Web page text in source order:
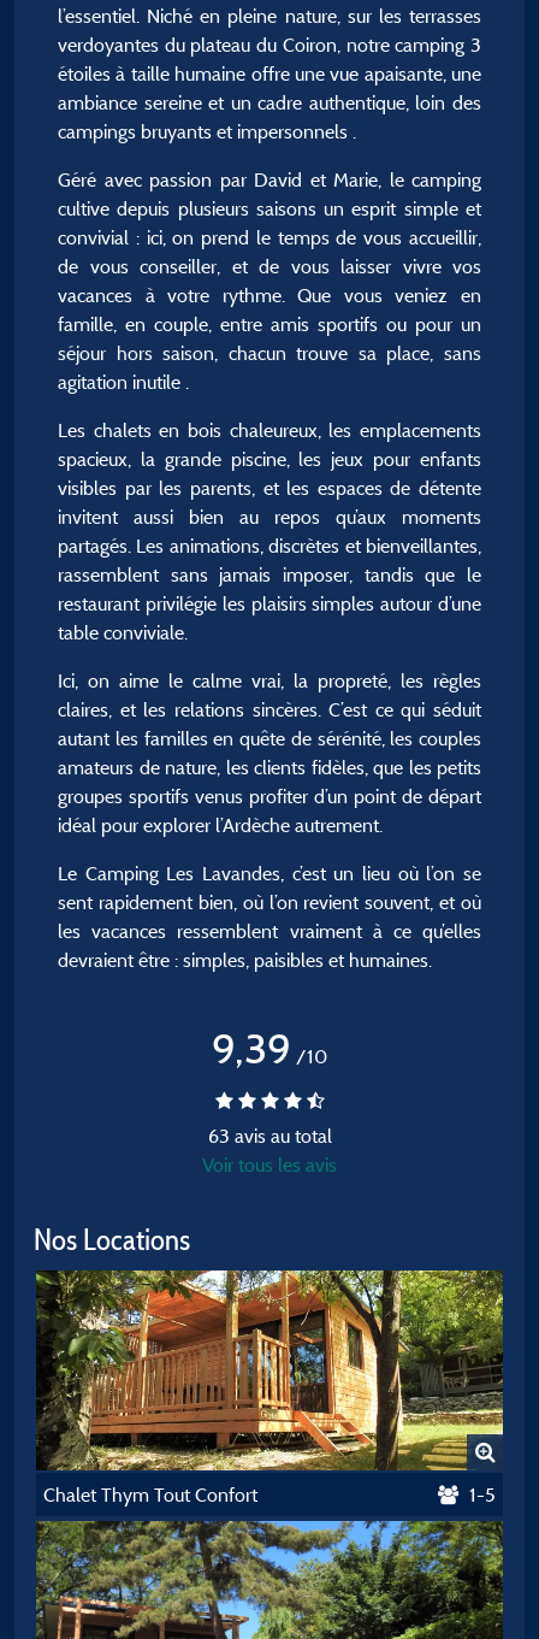
l’essentiel. Niché en pleine nature, sur les terrasses
verdoyantes du plateau du Coiron, notre camping 3
étoiles à taille humaine offre une vue apaisante, une
ambiance sereine et un cadre authentique, loin des
campings bruyants et impersonnels .
Géré avec passion par David et Marie, le camping
cultive depuis plusieurs saisons un esprit simple et
convivial : ici, on prend le temps de vous accueillir,
de vous conseiller, et de vous laisser vivre vos
vacances à votre rythme. Que vous veniez en
famille, en couple, entre amis sportifs ou pour un
séjour hors saison, chacun trouve sa place, sans
agitation inutile .
Les chalets en bois chaleureux, les emplacements
spacieux, la grande piscine, les jeux pour enfants
visibles par les parents, et les espaces de détente
invitent aussi bien au repos qu’aux moments
partagés. Les animations, discrètes et bienveillantes,
rassemblent sans jamais imposer, tandis que le
restaurant privilégie les plaisirs simples autour d’une
table conviviale.
Ici, on aime le calme vrai, la propreté, les règles
claires, et les relations sincères. C’est ce qui séduit
autant les familles en quête de sérénité, les couples
amateurs de nature, les clients fidèles, que les petits
groupes sportifs venus profiter d’un point de départ
idéal pour explorer l’Ardèche autrement.
Le Camping Les Lavandes, c’est un lieu où l’on se
sent rapidement bien, où l’on revient souvent, et où
les vacances ressemblent vraiment à ce qu’elles
devraient être : simples, paisibles et humaines.
9,39 /10
63 avis au total
Voir tous les avis
Nos Locations
Chalet Thym Tout Confort 1-5